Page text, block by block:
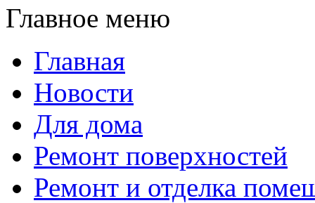
Главное меню
Главная
Новости
Для дома
Ремонт поверхностей
Ремонт и отделка